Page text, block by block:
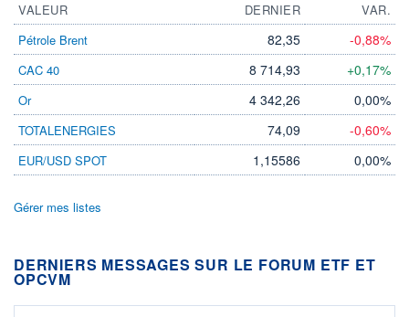
VALEUR DERNIER
VAR.
Pétrole Brent
82,35 -0,88%
CAC 40 8 714,93 +0,17%
Or 4 342,26 0,00%
TOTALENERGIES 74,09 -0,60%
EUR/USD SPOT 1,15586 0,00%
Gérer mes listes
DERNIERS MESSAGES SUR LE FORUM ETF ET
OPCVM